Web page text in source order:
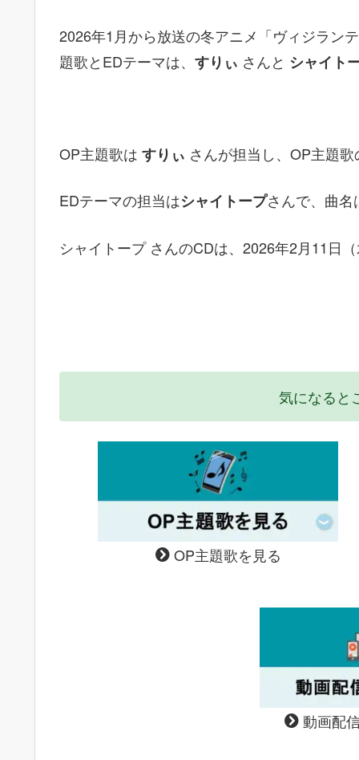
2026年1月から放送の冬アニメ「ヴィジラン
題歌とEDテーマは、 すりぃ さんと シャイト
OP主題歌は すりぃ さんが担当し、OP主題
EDテーマの担当はシャイトープさんで、曲名
シャイトープ さんのCDは、2026年2月11日
気になると
OP主題歌を見る
動画配